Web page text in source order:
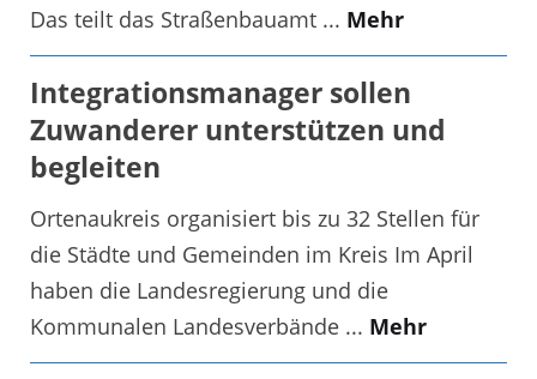
Das teilt das Straßenbauamt ... Mehr
Integrationsmanager sollen
Zuwanderer unterstützen und
begleiten
Ortenaukreis organisiert bis zu 32 Stellen für
die Städte und Gemeinden im Kreis Im April
haben die Landesregierung und die
Kommunalen Landesverbände ... Mehr